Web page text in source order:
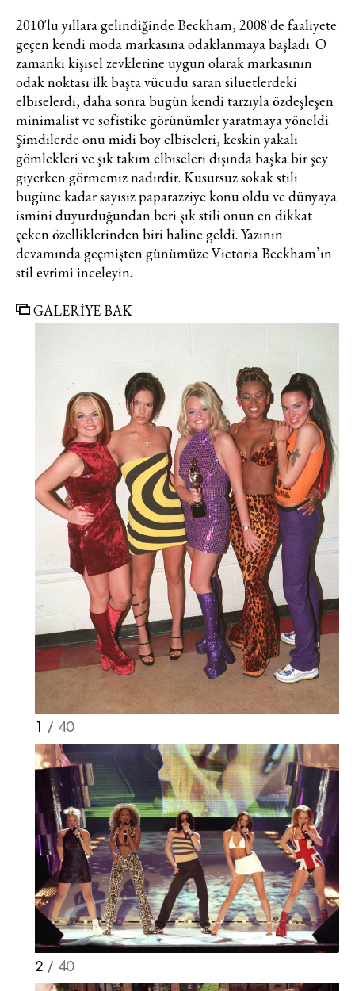
2010'lu yıllara gelindiğinde Beckham, 2008'de faaliyete
geçen kendi moda markasına odaklanmaya başladı. O
zamanki kişisel zevklerine uygun olarak markasının
odak noktası ilk başta vücudu saran siluetlerdeki
elbiselerdi, daha sonra bugün kendi tarzıyla özdeşleşen
minimalist ve sofistike görünümler yaratmaya yöneldi.
Şimdilerde onu midi boy elbiseleri, keskin yakalı
gömlekleri ve şık takım elbiseleri dışında başka bir şey
giyerken görmemiz nadirdir. Kusursuz sokak stili
bugüne kadar sayısız paparazziye konu oldu ve dünyaya
ismini duyurduğundan beri şık stili onun en dikkat
çeken özelliklerinden biri haline geldi. Yazının
devamında geçmişten günümüze Victoria Beckham’ın
stil evrimi inceleyin.
GALERİYE BAK
1 / 40
2 / 40